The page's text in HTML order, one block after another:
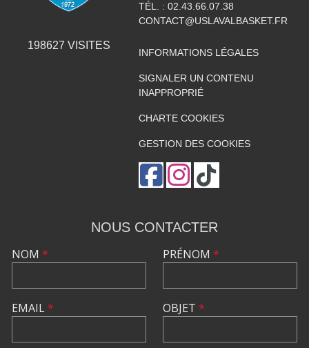
198627 VISITES
TÉL. : 02.43.66.07.38
CONTACT@USLAVALBASKET.FR
INFORMATIONS LÉGALES
SIGNALER UN CONTENU
INAPPROPRIÉ
CHARTE COOKIES
GESTION DES COOKIES
NOUS CONTACTER
NOM *
EMAIL*
PRÉNOM *
OBJET *